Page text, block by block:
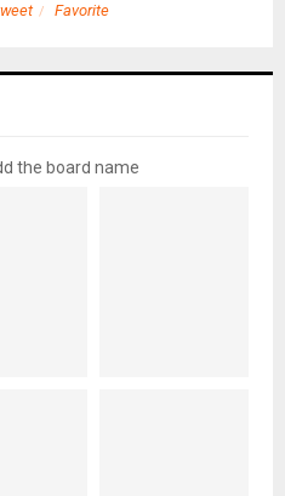
Favorite
the board name